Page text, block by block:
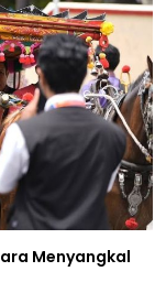
Menyangkal